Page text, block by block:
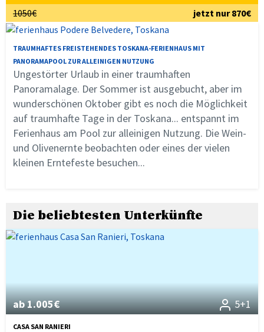
1050€ jetzt nur 870€
TRAUMHAFTES FREISTEHENDES TOSKANA-FERIENHAUS MIT
PANORAMAPOOL ZUR ALLEINIGEN NUTZUNG
Ungestörter Urlaub in einer traumhaften
Panoramalage. Der Sommer ist ausgebucht, aber im
wunderschönen Oktober gibt es noch die Möglichkeit
auf traumhafte Tage in der Toskana... entspannt im
Ferienhaus am Pool zur alleinigen Nutzung. Die Wein-
und Olivenernte beobachten oder eines der vielen
kleinen Erntefeste besuchen...
Die beliebtesten Unterkünfte
ab 1.005€ 5+1
CASA SAN RANIERI